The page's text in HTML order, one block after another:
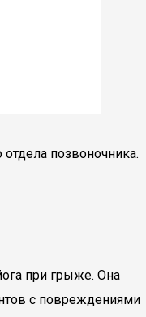
позвоночника.
при грыже. Она
с повреждениями